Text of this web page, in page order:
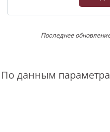
Последнее
По данным